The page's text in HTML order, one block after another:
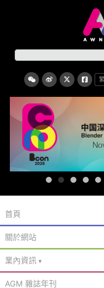
首頁
關於網站
業內資訊
AGM 雜誌年刊